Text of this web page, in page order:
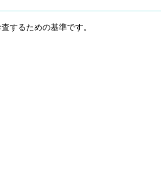
するための基準です。